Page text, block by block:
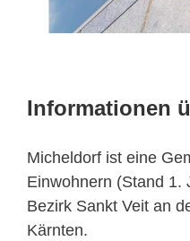
Informationen
Micheldorf ist eine
Einwohnern (Stand 1.
Bezirk Sankt Veit an
Kärnten.